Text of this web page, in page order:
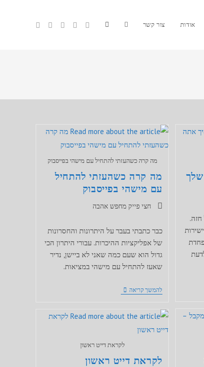
אודות צור קשר Toggle
מה קרה כשהעזתי להתחיל עם מישהי בפייסבוק
מה קרה כשהעזתי להתחיל
עם מישהי בפייסבוק
קטגוריה:חצי פייק מחפש אהבה
כבר כתבתי בעבר על היתרונות והחסרונות
של אפליקציות ההיכרות. עבורי היתרון הכי
גדול הוא שעם כמה שאני לא ביישן, נדיר
שאעז להתחיל עם מישהי במציאות.
להמשך קריאהמה
להתחיל
עם
לקראת דייט ראשון
לקראת דייט ראשון